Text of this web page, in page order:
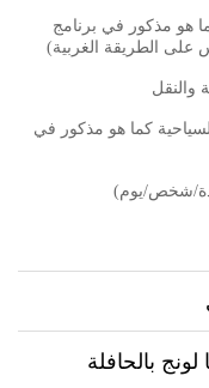
هو مذكور في برنامج
الطريقة الغربية)
والنقل
كما هو مذكور في
شخص/يوم)
بالحافلة